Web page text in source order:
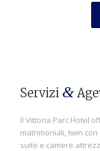
Servizi &
Il Vittoria Parc Hotel
matrimoniali, twin
suite e camere